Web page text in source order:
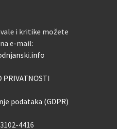
i kritike možete
e-mail:
PRIVATNOSTI
podataka (GDPR)
4416